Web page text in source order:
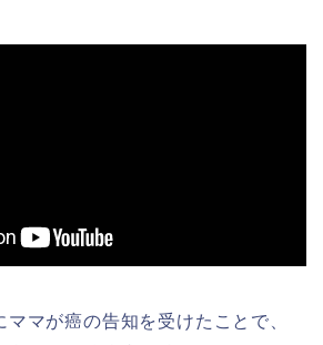
マが癌の告知を受けたことで、